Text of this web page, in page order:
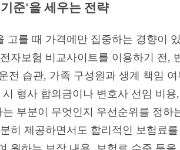
준'을 세우는 전략
고를 때 가격에만 집중하는 경향이
자보험 비교사이트를 이용하기 전,
전 습관, 가족 구성원과 생계 책임
형사 합의금이나 변호사 선임 비
부분이 무엇인지 우선순위를 정
히 제공하면서도 합리적인 보험료